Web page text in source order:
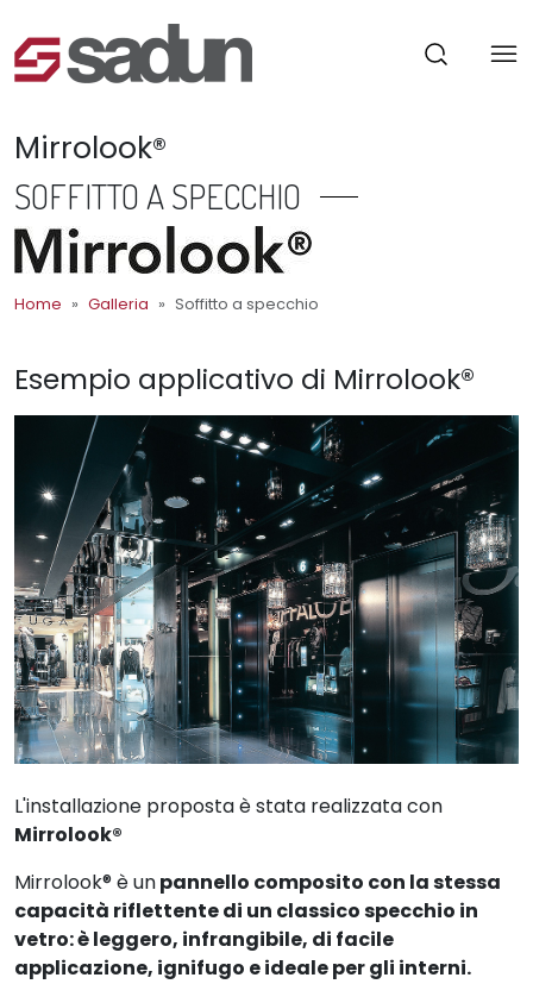
Mirrolook®
SOFFITTO A SPECCHIO
Home Galleria Soffitto a specchio
Esempio applicativo di Mirrolook®
L'installazione proposta è stata realizzata con
Mirrolook®
Mirrolook® è unpannello composito con la stessa
capacità riflettente di un classico specchio in
vetro: è leggero, infrangibile, di facile
applicazione, ignifugo e ideale per gli interni.